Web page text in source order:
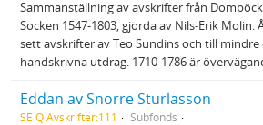
Sammanställning av avskrifter från
Socken 1547-1803, gjorda av Nils-Erik Molin.
sett avskrifter av Teo Sundins och till mindre
handskrivna utdrag. 1710-1786 är
Eddan av Snorre Sturlasson
SE Q Avskrifter:111
Subfonds